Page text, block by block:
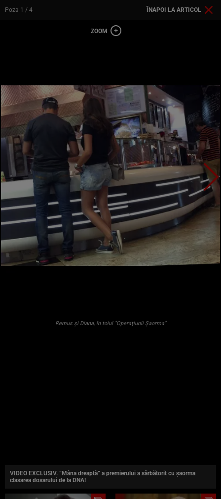
Poza 1 / 4 ÎNAPOI LA ARTICOL
Remus şi Diana, în toiul ”Operaţiunii Şaorma”
VIDEO EXCLUSIV. ”Mâna dreaptă” a premierului a sărbătorit cu şaorma
clasarea dosarului de la DNA!